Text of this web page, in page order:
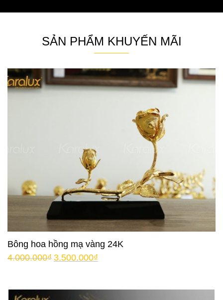
SẢN PHẨM KHUYẾN MÃI
Bông hoa hồng mạ vàng 24K
4.000.000₫ 3.500.000₫